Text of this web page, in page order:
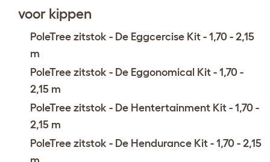
voor kippen
PoleTree zitstok - De Eggcercise Kit - 1,70 - 2,15
m
PoleTree zitstok - De Eggonomical Kit - 1,70 -
2,15 m
PoleTree zitstok - De Hentertainment Kit - 1,70 -
2,15 m
PoleTree zitstok - De Hendurance Kit - 1,70 - 2,15